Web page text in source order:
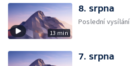
13 min
8. srpna
Poslední vysílání
7. srpna